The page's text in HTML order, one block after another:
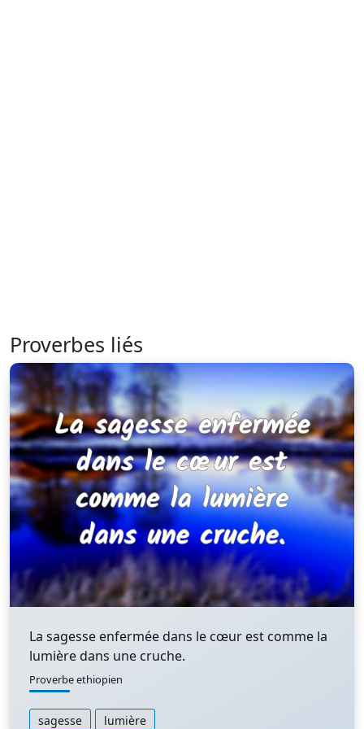
Proverbes liés
La sagesse enfermée dans le cœur est comme la
lumière dans une cruche.
Proverbe ethiopien
sagesse lumière